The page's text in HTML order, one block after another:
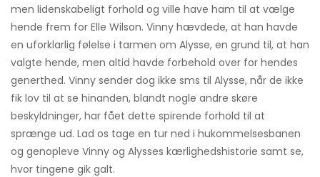
men lidenskabeligt forhold og ville have ham til at vælge
hende frem for Elle Wilson. Vinny hævdede, at han havde
en uforklarlig følelse i tarmen om Alysse, en grund til, at han
valgte hende, men altid havde forbehold over for hendes
generthed. Vinny sender dog ikke sms til Alysse, når de ikke
fik lov til at se hinanden, blandt nogle andre skøre
beskyldninger, har fået dette spirende forhold til at
sprænge ud. Lad os tage en tur ned i hukommelsesbanen
og genopleve Vinny og Alysses kærlighedshistorie samt se,
hvor tingene gik galt.